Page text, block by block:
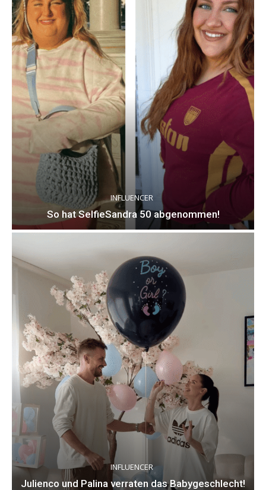
INFLUENCER
So hat SelfieSandra 50 abgenommen!
INFLUENCER
Julienco und Palina verraten das Babygeschlecht!